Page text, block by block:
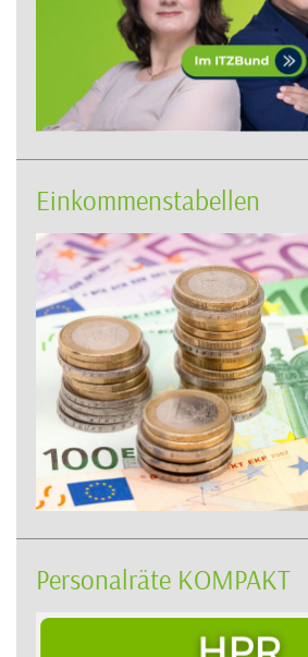
Einkommenstabellen
Personalräte KOMPAKT